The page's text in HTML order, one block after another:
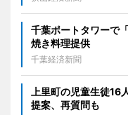
千葉ポートタワーで
焼き料理提供
千葉経済新聞
上里町の児童生徒
提案、再質問も